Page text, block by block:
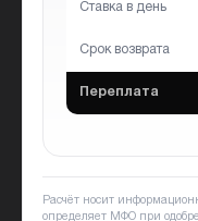
Ставка в день
Срок возврата
Переплата
Расчёт носит
определяет МФО при